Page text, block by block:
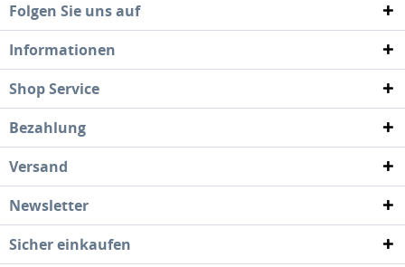
Folgen Sie uns auf
Informationen
Shop Service
Bezahlung
Versand
Newsletter
Sicher einkaufen